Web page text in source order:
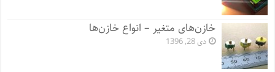
خازن‌های متغیر – انواع خازن‌ها
دی 28, 1396